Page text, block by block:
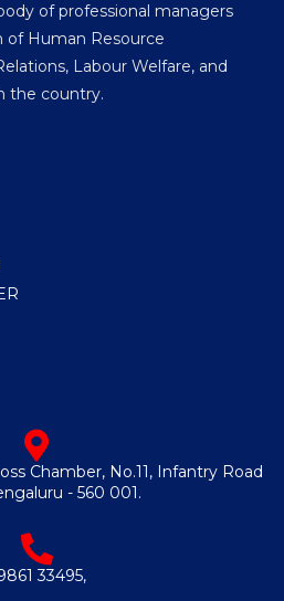
of professional managers
of Human Resource
Labour Welfare, and
the country.
Chamber, No.11, Infantry Road
- 560 001.
33495,